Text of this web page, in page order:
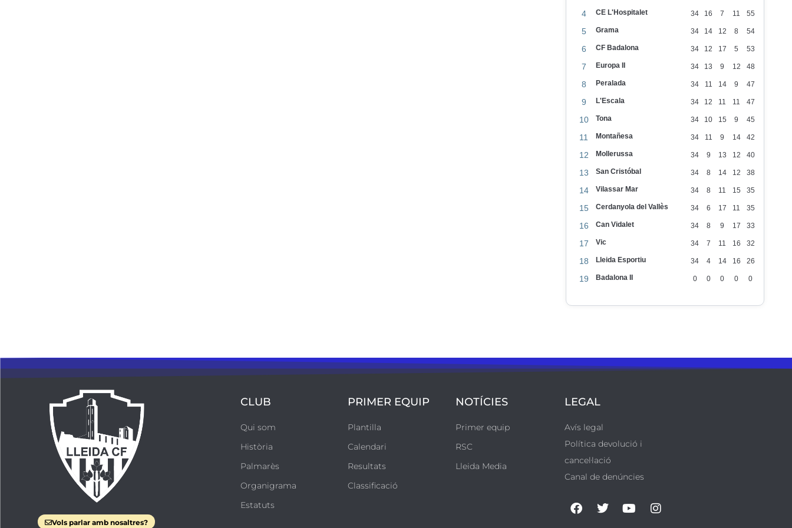
4 CE L'Hospitalet 34 16 7 11 55
5 Grama 34 14 12 8 54
6 CF Badalona 34 12 17 5 53
7 Europa II 34 13 9 12 48
8 Peralada 34 11 14 9 47
9 L'Escala 34 12 11 11 47
10 Tona 34 10 15 9 45
11 Montañesa 34 11 9 14 42
12 Mollerussa 34 9 13 12 40
13 San Cristóbal 34 8 14 12 38
14 Vilassar Mar 34 8 11 15 35
15 Cerdanyola del Vallès 34 6 17 11 35
16 Can Vidalet 34 8 9 17 33
17 Vic 34 7 11 16 32
18 Lleida Esportiu 34 4 14 16 26
19 Badalona II 0 0 0 0 0
Vols parlar amb nosaltres?
CLUB
Qui som
Història
Palmarès
Organigrama
Estatuts
PRIMER EQUIP
Plantilla
Calendari
Resultats
Classificació
NOTÍCIES
Primer equip
RSC
Lleida Media
LEGAL
Avís legal
Política devolució i
cancel·lació
Canal de denúncies